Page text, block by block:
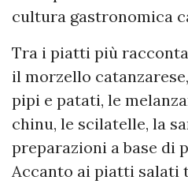
cultura gastronomica
Tra i piatti più
il morzello
pipi e patati, le
chinu, le scilatelle, la
preparazioni a base di
Accanto ai piatti salati